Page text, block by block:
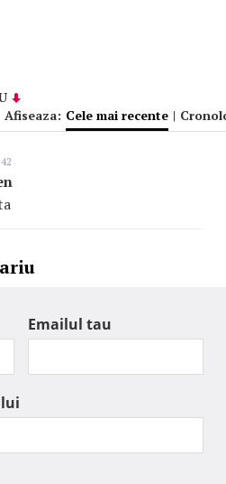
Afiseaza: Cele mai recente |
Emailul tau